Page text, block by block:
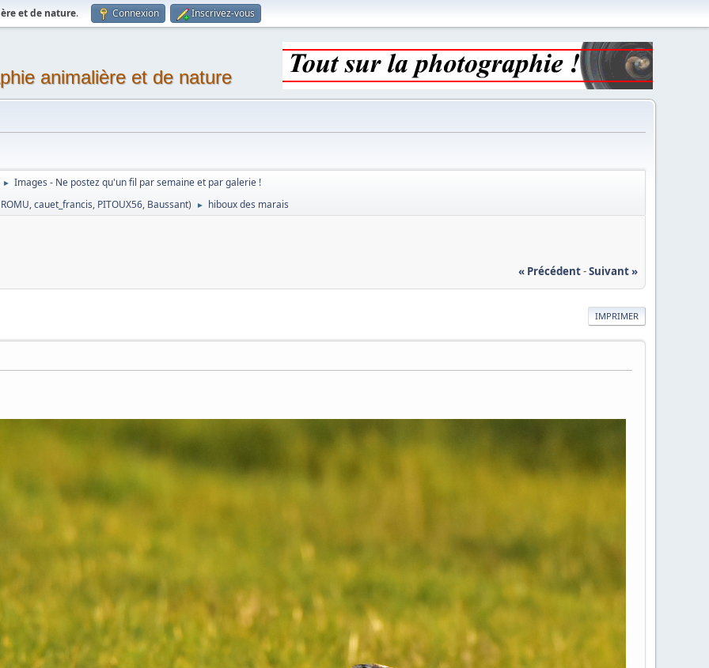
et de nature. Connexion Inscrivez-vous
animalière et de nature
►
Images - Ne postez qu'un fil par semaine et par galerie !
ROMU,cauet_francis, PITOUX56, Baussant) ► hiboux des marais
« Précédent-Suivant »
IMPRIMER